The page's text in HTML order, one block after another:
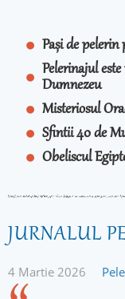
Pași de
Pelerinajul
Dumnezeu
Misteriosul
Sfintii 40 de
Obeliscul
JURNALUL
4 Martie 2026